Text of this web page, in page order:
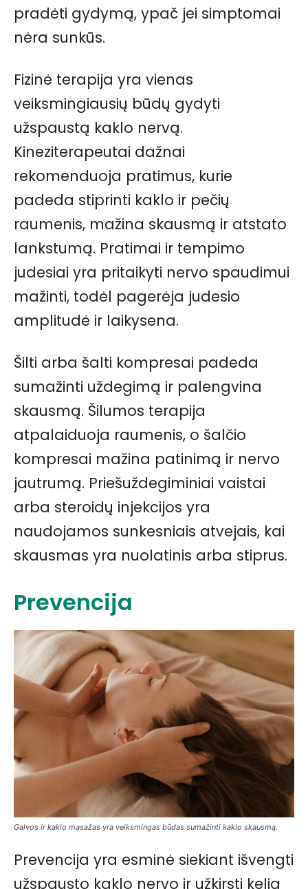
pradėti gydymą, ypač jei simptomai
nėra sunkūs.
Fizinė terapija yra vienas
veiksmingiausių būdų gydyti
užspaustą kaklo nervą.
Kineziterapeutai dažnai
rekomenduoja pratimus, kurie
padeda stiprinti kaklo ir pečių
raumenis, mažina skausmą ir atstato
lankstumą. Pratimai ir tempimo
judesiai yra pritaikyti nervo spaudimui
mažinti, todėl pagerėja judesio
amplitudė ir laikysena.
Šilti arba šalti kompresai padeda
sumažinti uždegimą ir palengvina
skausmą. Šilumos terapija
atpalaiduoja raumenis, o šalčio
kompresai mažina patinimą ir nervo
jautrumą. Priešuždegiminiai vaistai
arba steroidų injekcijos yra
naudojamos sunkesniais atvejais, kai
skausmas yra nuolatinis arba stiprus.
Prevencija
Galvos ir kaklo masažas yra veiksmingas būdas sumažinti kaklo skausmą.
Prevencija yra esminė siekiant išvengti
užspausto kaklo nervo ir užkirsti kelią